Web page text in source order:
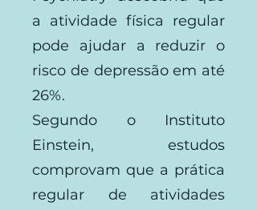
a atividade física regular
pode ajudar a reduzir o
risco de depressão em até
26%.
Segundo o Instituto
Einstein, estudos
comprovam que a prática
regular de atividades